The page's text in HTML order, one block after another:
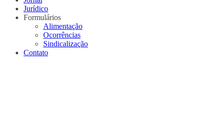
Jurídico
Formulários
Alimentação
Ocorrências
Sindicalização
Contato